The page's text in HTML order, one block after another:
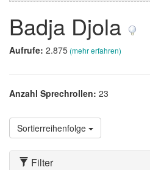
Badja Djola
Aufrufe: 2.875(mehr erfahren)
Anzahl Sprechrollen: 23
Sortierreihenfolge
Filter